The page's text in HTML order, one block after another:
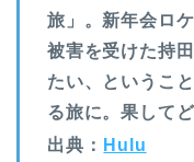
旅」。新年会ロ
被害を受けた持
たい、というこ
る旅に。果して
出典： Hulu